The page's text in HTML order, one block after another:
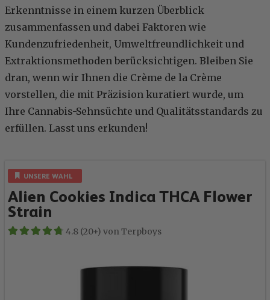
Erkenntnisse in einem kurzen Überblick
zusammenfassen und dabei Faktoren wie
Kundenzufriedenheit, Umweltfreundlichkeit und
Extraktionsmethoden berücksichtigen. Bleiben Sie
dran, wenn wir Ihnen die Crème de la Crème
vorstellen, die mit Präzision kuratiert wurde, um
Ihre Cannabis-Sehnsüchte und Qualitätsstandards zu
erfüllen. Lasst uns erkunden!
UNSERE WAHL
Alien Cookies Indica THCA Flower
Strain
4.8 (20+) von Terpboys